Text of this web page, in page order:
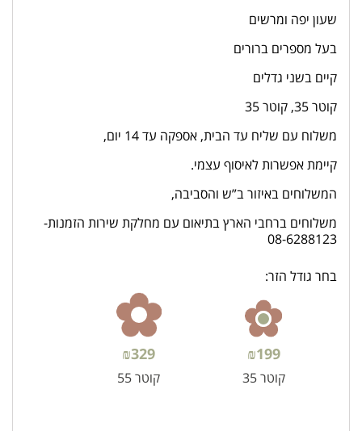
שעון יפה ומרשים
בעל מספרים ברורים
קיים בשני גדלים
קוטר 35, קוטר 35
משלוח עם שליח עד הבית, אספקה עד 14 יום,
קיימת אפשרות לאיסוף עצמי.
המשלוחים באיזור ב”ש והסביבה,
משלוחים ברחבי הארץ בתיאום עם מחלקת שירות הזמנות-
08-6288123
בחר גודל הזר:
₪199
קוטר 35
₪329
קוטר 55